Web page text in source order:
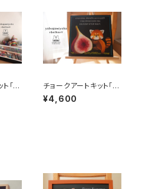
「バ
チョークアートキット「レ
ッサーパンダのイチジ
ク」
¥4,600